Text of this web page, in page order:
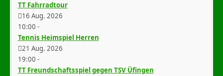
TT Fahrradtour
16 Aug. 2026
10:00 -
Tennis Heimspiel Herren
21 Aug. 2026
19:00 -
TT Freundschaftsspiel gegen TSV Üfingen